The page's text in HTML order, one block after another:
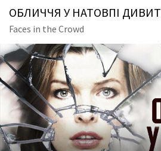
ОБЛИЧЧЯ У НАТОВПІ
Faces in the Crowd